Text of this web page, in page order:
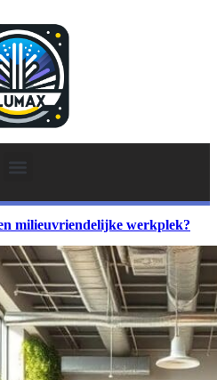
milieuvriendelijke werkplek?